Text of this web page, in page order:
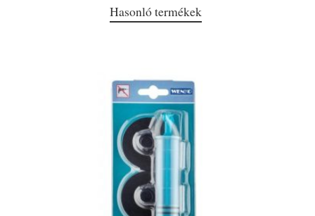
Hasonló termékek